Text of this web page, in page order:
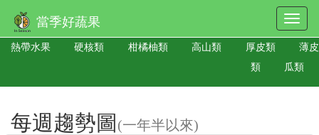
當季好蔬果
熱帶水果 硬核類 柑橘柚類 高山類 厚皮類
薄皮
類
瓜類
每週趨勢圖 (一年半以來)